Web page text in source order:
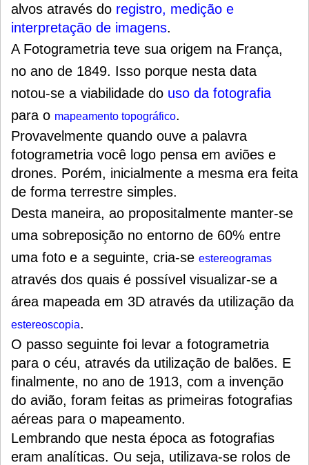
alvos através do registro, medição e
interpretação de imagens.
A Fotogrametria teve sua origem na França,
no ano de 1849. Isso porque nesta data
notou-se a viabilidade do uso da fotografia
para o mapeamento topográfico.
Provavelmente quando ouve a palavra
fotogrametria você logo pensa em aviões e
drones. Porém, inicialmente a mesma era feita
de forma terrestre simples.
Desta maneira, ao propositalmente manter-se
uma sobreposição no entorno de 60% entre
uma foto e a seguinte, cria-se estereogramas
através dos quais é possível visualizar-se a
área mapeada em 3D através da utilização da
estereoscopia.
O passo seguinte foi levar a fotogrametria
para o céu, através da utilização de balões. E
finalmente, no ano de 1913, com a invenção
do avião, foram feitas as primeiras fotografias
aéreas para o mapeamento.
Lembrando que nesta época as fotografias
eram analíticas. Ou seja, utilizava-se rolos de